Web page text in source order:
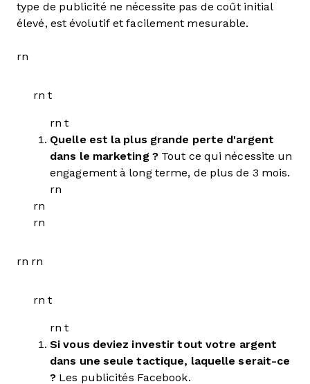
type de publicité ne nécessite pas de coût initial
élevé, est évolutif et facilement mesurable.
rn
rn t
rn t
Quelle est la plus grande perte d'argent
dans le marketing ? Tout ce qui nécessite un
engagement à long terme, de plus de 3 mois.
rn
rn
rn
rn rn
rn t
rn t
Si vous deviez investir tout votre argent
dans une seule tactique, laquelle serait-ce
? Les publicités Facebook.